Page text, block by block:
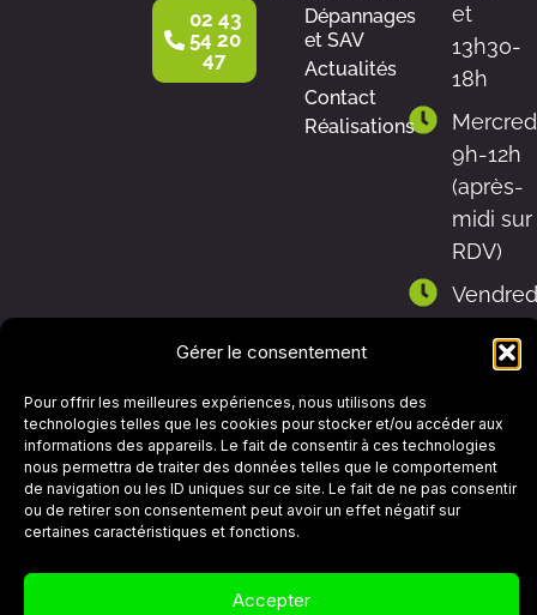
Gérer le consentement
Pour offrir les meilleures expériences, nous utilisons des
technologies telles que les cookies pour stocker et/ou accéder aux
informations des appareils. Le fait de consentir à ces technologies
nous permettra de traiter des données telles que le comportement
de navigation ou les ID uniques sur ce site. Le fait de ne pas consentir
ou de retirer son consentement peut avoir un effet négatif sur
certaines caractéristiques et fonctions.
Accepter
02 43
54 20
47
Dépannages
et SAV
Actualités
Contact
Réalisations
et
13h30-
18h
9h-12h
(après-
midi sur
RDV)
12h30 et
17h
Samedi
9h-12h
Politique de cookies (UE) Mentions légales